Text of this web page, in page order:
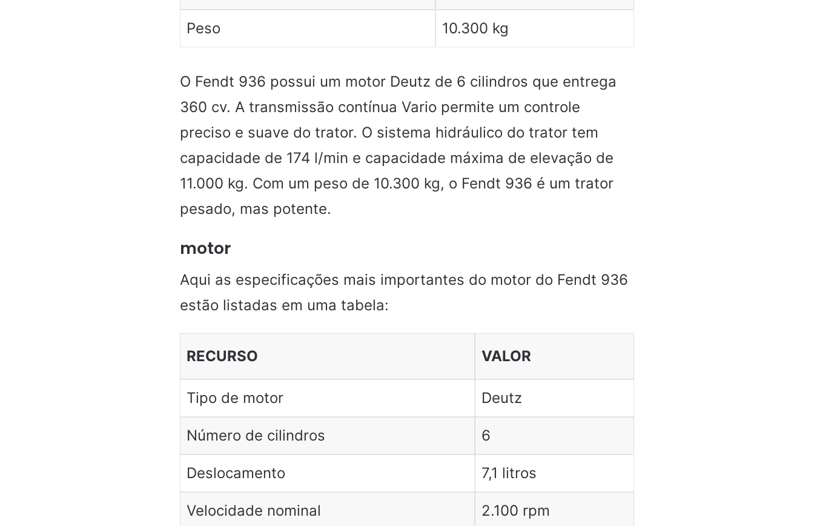
Peso 10.300 kg
O Fendt 936 possui um motor Deutz de 6 cilindros que entrega
360 cv. A transmissão contínua Vario permite um controle
preciso e suave do trator. O sistema hidráulico do trator tem
capacidade de 174 l/min e capacidade máxima de elevação de
11.000 kg. Com um peso de 10.300 kg, o Fendt 936 é um trator
pesado, mas potente.
motor
Aqui as especificações mais importantes do motor do Fendt 936
estão listadas em uma tabela:
RECURSO VALOR
Tipo de motor Deutz
Número de cilindros 6
Deslocamento 7,1 litros
Velocidade nominal 2.100 rpm